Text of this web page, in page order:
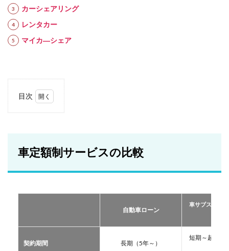
カーシェアリング
レンタカー
マイカ―シェア
目次
ビス
の比
おす
サー
TOP
車定額制サービスの比較
自動車ローン
車サブスクリ
契約期間 長期（5年～）
短期～超長期